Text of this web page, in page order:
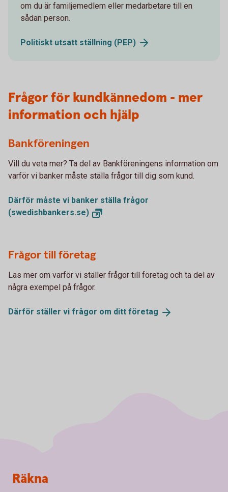
om du är familjemedlem eller medarbetare till en
sådan person.
Politiskt utsatt ställning (PEP)
Frågor för kundkännedom - mer
information och hjälp
Bankföreningen
Vill du veta mer? Ta del av Bankföreningens information om
varför vi banker måste ställa frågor till dig som kund.
Därför måste vi banker ställa frågor
(swedishbankers.se)
Frågor till företag
Läs mer om varför vi ställer frågor till företag och ta del av
några exempel på frågor.
Därför ställer vi frågor om ditt företag
Sidfot
Räkna